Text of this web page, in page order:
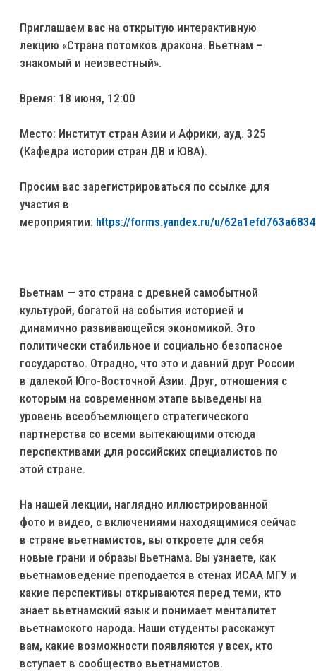
Приглашаем вас на открытую интерактивную
лекцию «Страна потомков дракона. Вьетнам –
знакомый и неизвестный».
Время: 18 июня, 12:00
Место: Институт стран Азии и Африки, ауд. 325
(Кафедра истории стран ДВ и ЮВА).
Просим вас зарегистрироваться по ссылке для
участия в
мероприятии: https://forms.yandex.ru/u/
Вьетнам — это страна с древней самобытной
культурой, богатой на события историей и
динамично развивающейся экономикой. Это
политически стабильное и социально безопасное
государство. Отрадно, что это и давний друг России
в далекой Юго-Восточной Азии. Друг, отношения с
которым на современном этапе выведены на
уровень всеобъемлющего стратегического
партнерства со всеми вытекающими отсюда
перспективами для российских специалистов по
этой стране.
На нашей лекции, наглядно иллюстрированной
фото и видео, с включениями находящимися сейчас
в стране вьетнамистов, вы откроете для себя
новые грани и образы Вьетнама. Вы узнаете, как
вьетнамоведение преподается в стенах ИСАА МГУ и
какие перспективы открываются перед теми, кто
знает вьетнамский язык и понимает менталитет
вьетнамского народа. Наши студенты расскажут
вам, какие возможности появляются у всех, кто
вступает в сообщество вьетнамистов.